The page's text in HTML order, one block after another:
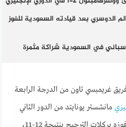
الدوسري بعد قيادته السعودية للفوز
في السعودية شراكة مثمرة
غريمبسي تاون من الدرجة الرابعة
مانشستر يونايتد من الدور الثاني
لكأس الرابطة الإنجليزية بعد فوزه بركلات الترجيح بنتيجة 12-11،